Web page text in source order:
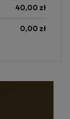
40,00 zł
0,00 zł